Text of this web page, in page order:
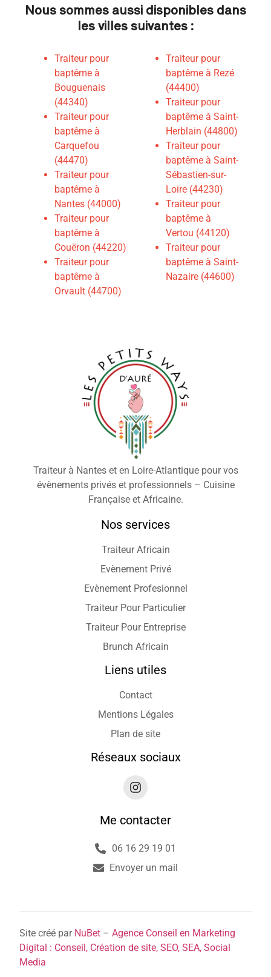
Nous sommes aussi disponibles dans
les villes suivantes :
Traiteur pour
baptême à
Bouguenais
(44340)
Traiteur pour
baptême à
Carquefou
(44470)
Traiteur pour
baptême à
Nantes (44000)
Traiteur pour
baptême à
Couëron (44220)
Traiteur pour
baptême à
Orvault (44700)
Traiteur pour
baptême à Rezé
(44400)
Traiteur pour
baptême à Saint-
Herblain (44800)
Traiteur pour
baptême à Saint-
Sébastien-sur-
Loire (44230)
Traiteur pour
baptême à
Vertou (44120)
Traiteur pour
baptême à Saint-
Nazaire (44600)
Traiteur à Nantes et en Loire-Atlantique pour vos
évènements privés et professionnels – Cuisine
Française et Africaine.
Nos services
Traiteur Africain
Evènement Privé
Evènement Profesionnel
Traiteur Pour Particulier
Traiteur Pour Entreprise
Brunch Africain
Liens utiles
Contact
Mentions Légales
Plan de site
Réseaux sociaux
Me contacter
06 16 29 19 01
Envoyer un mail
Site créé par NuBet – Agence Conseil en Marketing
Digital : Conseil, Création de site, SEO, SEA, Social
Media